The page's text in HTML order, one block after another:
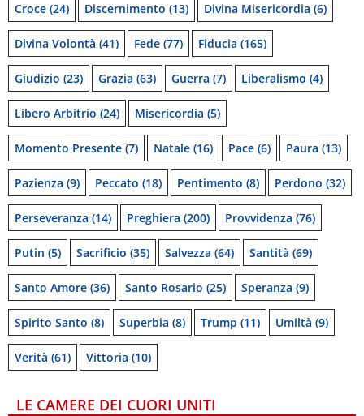
Croce (24) Discernimento (13) Divina Misericordia (6)
Divina Volontà (41) Fede (77) Fiducia (165)
Giudizio (23) Grazia (63) Guerra (7) Liberalismo (4)
Libero Arbitrio (24) Misericordia (5)
Momento Presente (7) Natale (16) Pace (6) Paura (13)
Pazienza (9) Peccato (18) Pentimento (8) Perdono (32)
Perseveranza (14) Preghiera (200) Provvidenza (76)
Putin (5) Sacrificio (35) Salvezza (64) Santità (69)
Santo Amore (36) Santo Rosario (25) Speranza (9)
Spirito Santo (8) Superbia (8) Trump (11) Umiltà (9)
Verità (61) Vittoria (10)
LE CAMERE DEI CUORI UNITI